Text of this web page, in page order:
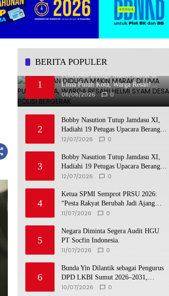
BERITA POPULER
1
Pencurian Diduga Makin Marak di
Lima Puluh Kota, Warga Resah!
Helmi Syam Desak Polisi Bergerak
08/08/2026 0
2
Bobby Nasution Tutup Jamdasu XI,
Hadiahi 19 Petugas Upacara Berangkat
ke Jamnas 2026
12/07/2026 0
3
Bobby Nasution Tutup Jamdasu XI,
Hadiahi 19 Petugas Upacara Berangkat
ke Jamnas 2026
12/07/2026 0
4
Ketua SPMI Semprot PRSU 2026:
“Pesta Rakyat Berubah Jadi Ajang
Bisnis, Target 300 Ribu Pengunjung
11/07/2026 0
5
Negara Diminta Segera Audit HGU
PT Socfin Indonesia.
11/07/2026 0
6
Bunda Yin Dilantik sebagai Pengurus
DPD LKBI Sumut 2026–2031,
Tegaskan Komitmen Perkuat Toleransi
10/07/2026 0